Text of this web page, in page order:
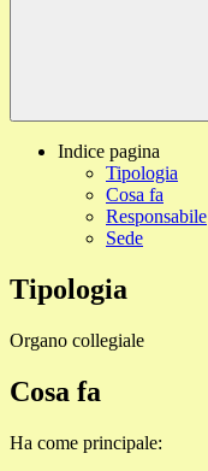
Indice pagina
Tipologia
Cosa fa
Responsabile
Sede
Tipologia
Organo collegiale
Cosa fa
Ha come principale: